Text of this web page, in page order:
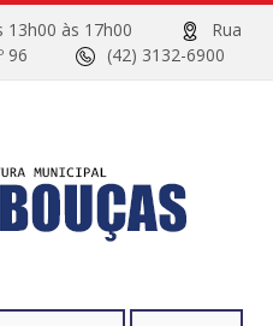
13h00 às 17h00
Rua
nº 96
(42) 3132-6900